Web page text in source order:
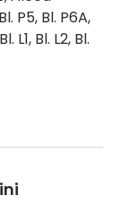
P5, Bl. P6A,
L1, Bl. L2, Bl.